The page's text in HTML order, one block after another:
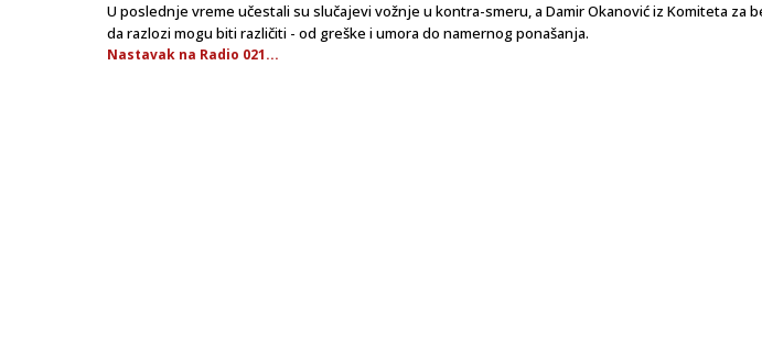
U poslednje vreme učestali su slučajevi vožnje u kontra-smeru, a Damir Okanović iz Komiteta za
da razlozi mogu biti različiti - od greške i umora do namernog ponašanja.
Nastavak na Radio 021...